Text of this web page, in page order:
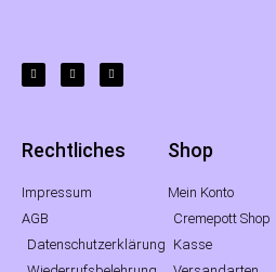
Rechtliches
Impressum
AGB
Datenschutzerklärung
Shop
Mein Konto
Cremepott Shop
Kasse